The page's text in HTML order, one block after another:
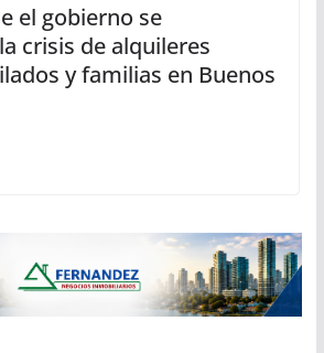
el gobierno se
crisis de alquileres
y familias en Buenos